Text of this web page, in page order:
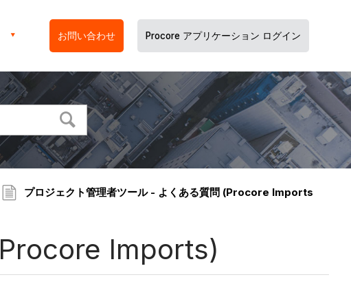
お問い合わせ Procore アプリケーション ログイン
プロジェクト管理者ツール - よくある質問 (Procore Imports)
Imports)